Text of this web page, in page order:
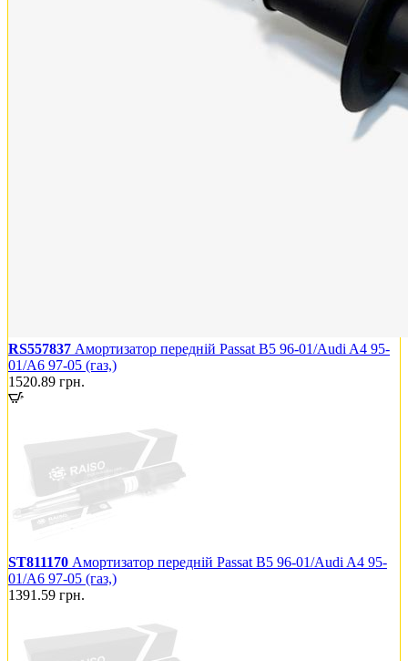
RS557837 Амортизатор передній Passat B5 96-01/Audi A4 95-
01/A6 97-05 (газ,)
1520.89 грн.
ST811170 Амортизатор передній Passat B5 96-01/Audi A4 95-
01/A6 97-05 (газ,)
1391.59 грн.